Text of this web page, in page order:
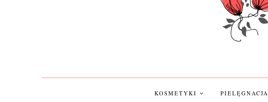
KOSMETYKI PIELĘGNACJA